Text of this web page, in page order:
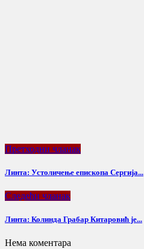
Претходни чланак
Линта: Устоличење епископа Сергија...
Следећи чланак
Линта: Колинда Грабар Китаровић је...
Нема коментара